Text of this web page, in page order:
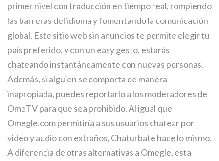
primer nivel con traducción en tiempo real, rompiendo
las barreras del idioma y fomentando la comunicación
global. Este sitio web sin anuncios te permite elegir tu
país preferido, y con un easy gesto, estarás
chateando instantáneamente con nuevas personas.
Además, si alguien se comporta de manera
inapropiada, puedes reportarlo a los moderadores de
OmeTV para que sea prohibido. Al igual que
Omegle.com permitiría a sus usuarios chatear por
video y audio con extraños, Chaturbate hace lo mismo.
A diferencia de otras alternativas a Omegle, esta